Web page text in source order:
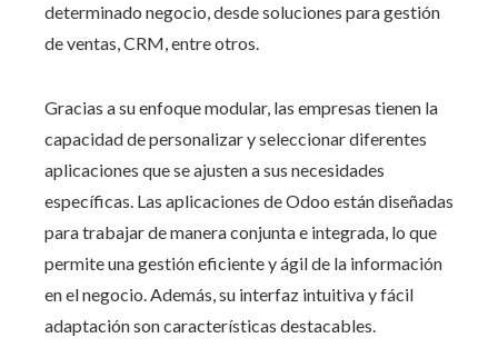
determinado negocio, desde soluciones para gestión
de ventas, CRM, entre otros.
Gracias a su enfoque modular, las empresas tienen la
capacidad de personalizar y seleccionar diferentes
aplicaciones que se ajusten a sus necesidades
específicas. Las aplicaciones de Odoo están diseñadas
para trabajar de manera conjunta e integrada, lo que
permite una gestión eficiente y ágil de la información
en el negocio. Además, su interfaz intuitiva y fácil
adaptación son características destacables.